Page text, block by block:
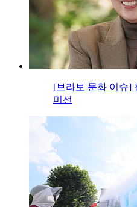
[브라보 문화 이슈]
미선